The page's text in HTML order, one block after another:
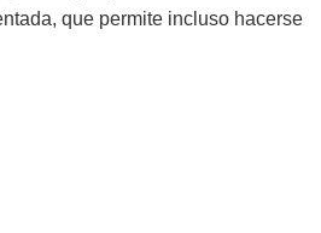
que permite incluso hacerse